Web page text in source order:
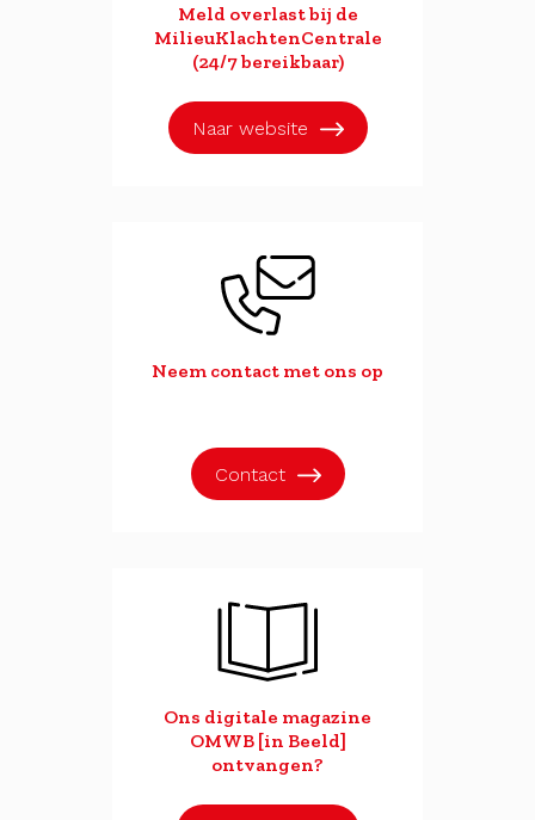
Meld overlast bij de
MilieuKlachtenCentrale
(24/7 bereikbaar)
Naar website
Neem contact met ons op
Contact
Ons digitale magazine
OMWB [in Beeld]
ontvangen?